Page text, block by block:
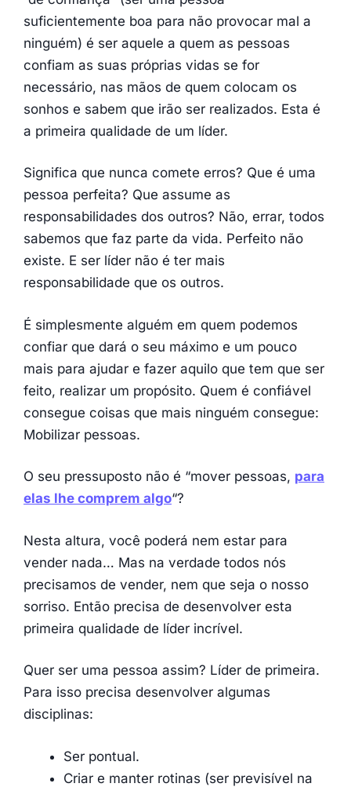
suficientemente boa para não provocar mal a
ninguém) é ser aquele a quem as pessoas
confiam as suas próprias vidas se for
necessário, nas mãos de quem colocam os
sonhos e sabem que irão ser realizados. Esta é
a primeira qualidade de um líder.
Significa que nunca comete erros? Que é uma
pessoa perfeita? Que assume as
responsabilidades dos outros? Não, errar, todos
sabemos que faz parte da vida. Perfeito não
existe. E ser líder não é ter mais
responsabilidade que os outros.
É simplesmente alguém em quem podemos
confiar que dará o seu máximo e um pouco
mais para ajudar e fazer aquilo que tem que ser
feito, realizar um propósito. Quem é confiável
consegue coisas que mais ninguém consegue:
Mobilizar pessoas.
O seu pressuposto não é “mover pessoas, para
elas lhe comprem algo“?
Nesta altura, você poderá nem estar para
vender nada… Mas na verdade todos nós
precisamos de vender, nem que seja o nosso
sorriso. Então precisa de desenvolver esta
primeira qualidade de líder incrível.
Quer ser uma pessoa assim? Líder de primeira.
Para isso precisa desenvolver algumas
disciplinas:
Ser pontual.
Criar e manter rotinas (ser previsível na